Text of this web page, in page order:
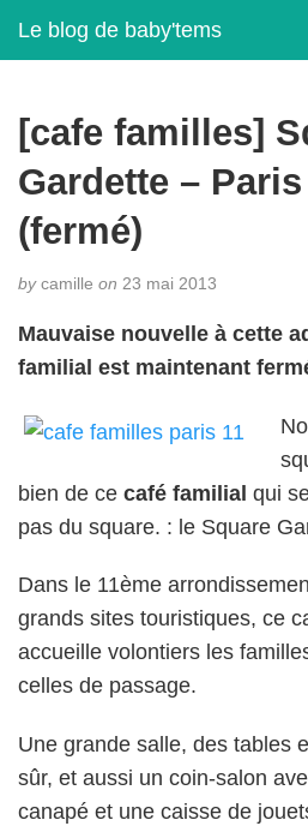
Le blog de baby'tems
[cafe familles]
Gardette – Paris
(fermé)
bycamille on 23 mai 2013
Mauvaise nouvelle à cette
familial est maintenant
bien de ce café familial qui
pas du square. : le Square
Dans le 11ème
grands sites touristiques, ce
accueille volontiers les
celles de passage.
Une grande salle, des tables
sûr, et aussi un coin-salon
canapé et une caisse de